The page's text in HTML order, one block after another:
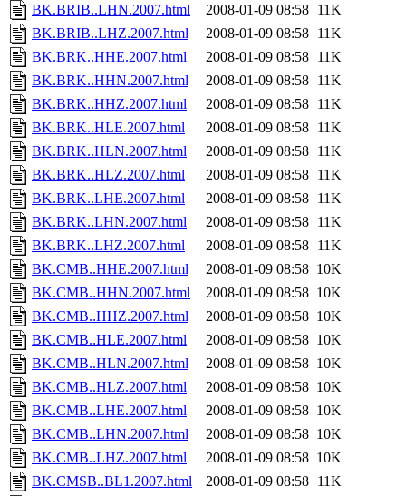
BK.BRIB..LHN.2007.html
2008-01-09 08:58 11K
BK.BRIB..LHZ.2007.html
2008-01-09 08:58 11K
BK.BRK..HHE.2007.html
2008-01-09 08:58 11K
BK.BRK..HHN.2007.html
2008-01-09 08:58 11K
BK.BRK..HHZ.2007.html
2008-01-09 08:58 11K
BK.BRK..HLE.2007.html
2008-01-09 08:58 11K
BK.BRK..HLN.2007.html
2008-01-09 08:58 11K
BK.BRK..HLZ.2007.html
2008-01-09 08:58 11K
BK.BRK..LHE.2007.html
2008-01-09 08:58 11K
BK.BRK..LHN.2007.html
2008-01-09 08:58 11K
BK.BRK..LHZ.2007.html
2008-01-09 08:58 11K
BK.CMB..HHE.2007.html
2008-01-09 08:58 10K
BK.CMB..HHN.2007.html
2008-01-09 08:58 10K
BK.CMB..HHZ.2007.html
2008-01-09 08:58 10K
BK.CMB..HLE.2007.html
2008-01-09 08:58 10K
BK.CMB..HLN.2007.html
2008-01-09 08:58 10K
BK.CMB..HLZ.2007.html
2008-01-09 08:58 10K
BK.CMB..LHE.2007.html
2008-01-09 08:58 10K
BK.CMB..LHN.2007.html
2008-01-09 08:58 10K
BK.CMB..LHZ.2007.html
2008-01-09 08:58 10K
BK.CMSB..BL1.2007.html
2008-01-09 08:58 11K